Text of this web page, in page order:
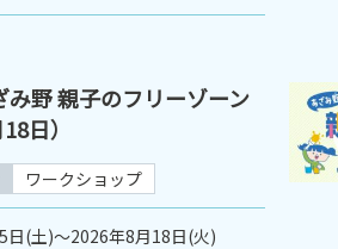
み野 親子のフリーゾーン
日）
ワークショップ
日(土)～2026年8月18日(火)